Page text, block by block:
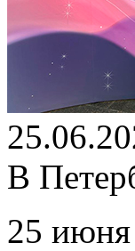
В
25 июня